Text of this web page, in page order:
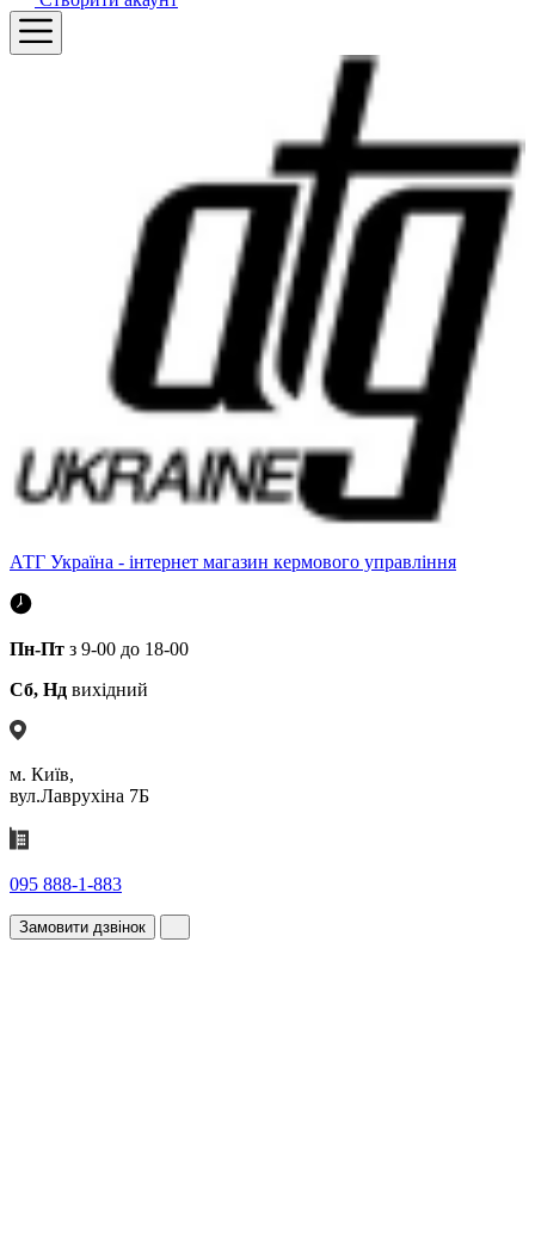
АТГ Україна - інтернет магазин кермового управління
Пн-Пт з 9-00 до 18-00
Сб, Нд вихідний
м. Київ,
вул.Лаврухіна 7Б
095 888-1-883
Замовити дзвінок